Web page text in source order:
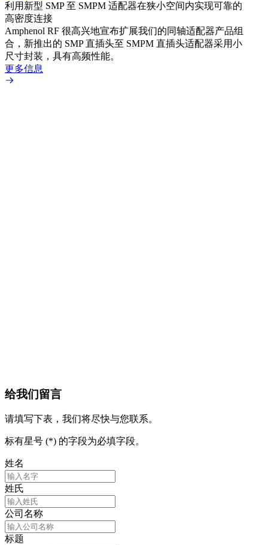
利用新型 SMP 至 SMPM 适配器在狭小空间内实现可靠的
高密度连接
Amphenol RF 很高兴地宣布扩展我们的同轴适配器产品组
合，新推出的 SMP 直插头至 SMPM 直插头适配器采用小
尺寸封装，具有高频性能。
更多信息
给我们留言
请填写下表，我们将尽快与您联系。
标有星号 (*) 的字段为必填字段。
姓名
姓氏
公司名称
标题